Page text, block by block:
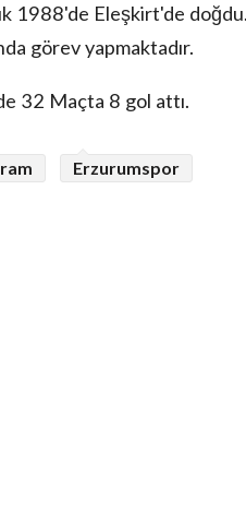
1988'de Eleşkirt'de
görev yapmaktadır.
32 Maçta 8 gol attı.
Erzurumspor